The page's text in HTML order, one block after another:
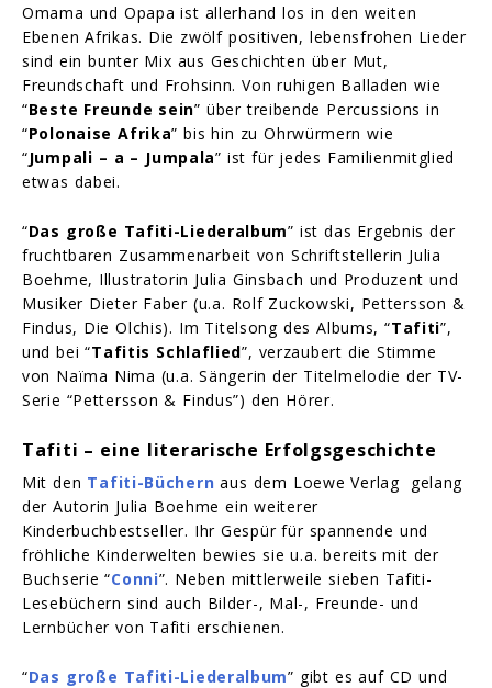
Omama und Opapa ist allerhand los in den weiten
Ebenen Afrikas. Die zwölf positiven, lebensfrohen Lieder
sind ein bunter Mix aus Geschichten über Mut,
Freundschaft und Frohsinn. Von ruhigen Balladen wie
“Beste Freunde sein” über treibende Percussions in
“Polonaise Afrika” bis hin zu Ohrwürmern wie
“Jumpali – a – Jumpala” ist für jedes Familienmitglied
etwas dabei.
“Das große Tafiti-Liederalbum” ist das Ergebnis der
fruchtbaren Zusammenarbeit von Schriftstellerin Julia
Boehme, Illustratorin Julia Ginsbach und Produzent und
Musiker Dieter Faber (u.a. Rolf Zuckowski, Pettersson &
Findus, Die Olchis). Im Titelsong des Albums, “Tafiti”,
und bei “Tafitis Schlaflied”, verzaubert die Stimme
von Naïma Nima (u.a. Sängerin der Titelmelodie der TV-
Serie “Pettersson & Findus”) den Hörer.
Tafiti – eine literarische Erfolgsgeschichte
Mit den Tafiti-Büchern aus dem Loewe Verlag gelang
der Autorin Julia Boehme ein weiterer
Kinderbuchbestseller. Ihr Gespür für spannende und
fröhliche Kinderwelten bewies sie u.a. bereits mit der
Buchserie “Conni”. Neben mittlerweile sieben Tafiti-
Lesebüchern sind auch Bilder-, Mal-, Freunde- und
Lernbücher von Tafiti erschienen.
“Das große Tafiti-Liederalbum” gibt es auf CD und